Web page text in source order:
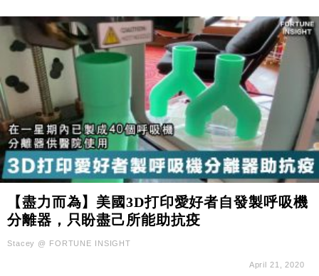
【盡力而為】美國3D打印愛好者自發製呼吸機
分離器，只盼盡己所能助抗疫
Stacey @ FORTUNE INSIGHT
April 21, 2020